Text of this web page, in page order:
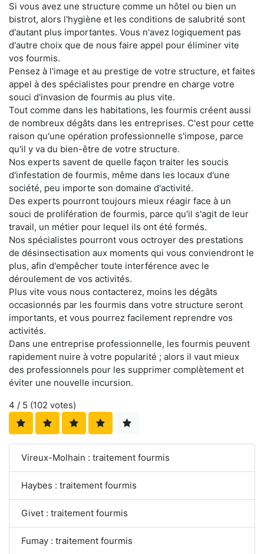
Si vous avez une structure comme un hôtel ou bien un
bistrot, alors l'hygiène et les conditions de salubrité sont
d'autant plus importantes. Vous n'avez logiquement pas
d'autre choix que de nous faire appel pour éliminer vite
vos fourmis.
Pensez à l'image et au prestige de votre structure, et faites
appel à des spécialistes pour prendre en charge votre
souci d'invasion de fourmis au plus vite.
Tout comme dans les habitations, les fourmis créent aussi
de nombreux dégâts dans les entreprises. C'est pour cette
raison qu'une opération professionnelle s'impose, parce
qu'il y va du bien-être de votre structure.
Nos experts savent de quelle façon traiter les soucis
d'infestation de fourmis, même dans les locaux d'une
société, peu importe son domaine d'activité.
Des experts pourront toujours mieux réagir face à un
souci de prolifération de fourmis, parce qu'il s'agit de leur
travail, un métier pour lequel ils ont été formés.
Nos spécialistes pourront vous octroyer des prestations
de désinsectisation aux moments qui vous conviendront le
plus, afin d'empêcher toute interférence avec le
déroulement de vos activités.
Plus vite vous nous contacterez, moins les dégâts
occasionnés par les fourmis dans votre structure seront
importants, et vous pourrez facilement reprendre vos
activités.
Dans une entreprise professionnelle, les fourmis peuvent
rapidement nuire à votre popularité ; alors il vaut mieux
des professionnels pour les supprimer complètement et
éviter une nouvelle incursion.
4 / 5 (102 votes)
Vireux-Molhain : traitement fourmis
Haybes : traitement fourmis
Givet : traitement fourmis
Fumay : traitement fourmis